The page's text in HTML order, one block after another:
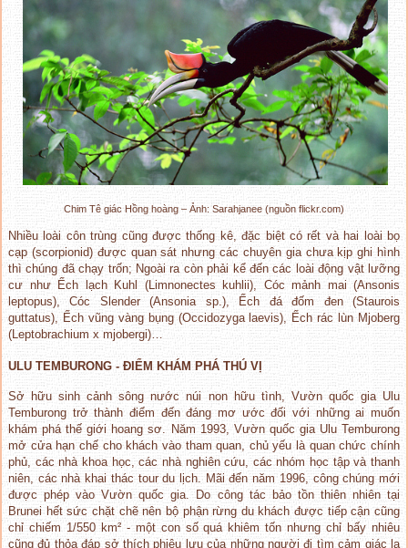
Chim Tê giác Hồng hoàng – Ảnh: Sarahjanee (nguồn flickr.com)
Nhiều loài côn trùng cũng được thống kê, đặc biệt có rết và hai loài bọ
cạp (scorpionid) được quan sát nhưng các chuyên gia chưa kịp ghi hình
thì chúng đã chạy trốn; Ngoài ra còn phải kể đến các loài động vật lưỡng
cư như Ếch lạch Kuhl (Limnonectes kuhlii), Cóc mảnh mai (Ansonis
leptopus), Cóc Slender (Ansonia sp.), Ếch đá đốm đen (Staurois
guttatus), Ếch vũng vàng bụng (Occidozyga laevis), Ếch rác lùn Mjoberg
(Leptobrachium x mjobergi)…
ULU TEMBURONG - ĐIỂM KHÁM PHÁ THÚ VỊ
Sở hữu sinh cảnh sông nước núi non hữu tình, Vườn quốc gia Ulu
Temburong trở thành điểm đến đáng mơ ước đối với những ai muốn
khám phá thế giới hoang sơ. Năm 1993, Vườn quốc gia Ulu Temburong
mở cửa hạn chế cho khách vào tham quan, chủ yếu là quan chức chính
phủ, các nhà khoa học, các nhà nghiên cứu, các nhóm học tập và thanh
niên, các nhà khai thác tour du lịch. Mãi đến năm 1996, công chúng mới
được phép vào Vườn quốc gia. Do công tác bảo tồn thiên nhiên tại
Brunei hết sức chặt chẽ nên bộ phận rừng du khách được tiếp cận cũng
chỉ chiếm 1/550 km² - một con số quá khiêm tốn nhưng chỉ bấy nhiêu
cũng đủ thỏa đáp sở thích phiêu lưu của những người đi tìm cảm giác lạ